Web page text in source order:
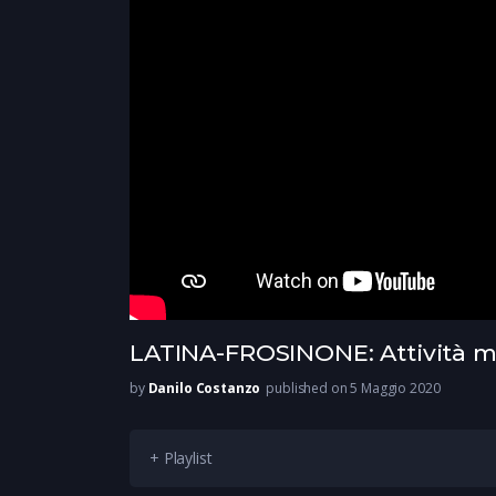
LATINA-FROSINONE: Attività
by Danilo Costanzo published on 5 Maggio 2020
+ Playlist